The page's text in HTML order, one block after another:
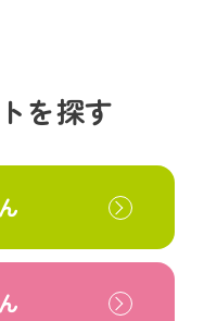
を探す